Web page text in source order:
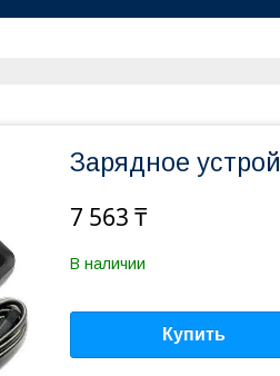
Зарядное
7 563 ₸
В наличии
Купить